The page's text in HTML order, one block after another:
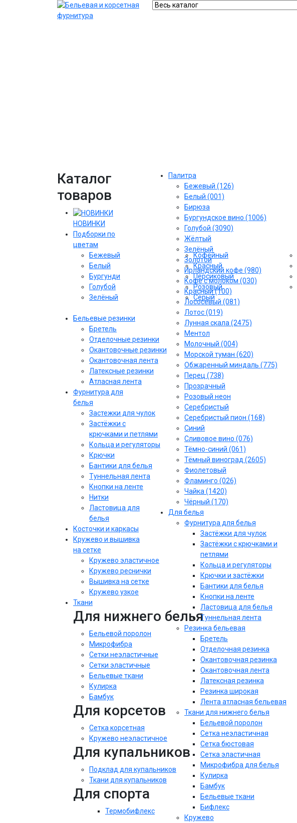
Каталог
товаров
НОВИНКИ
Подборки по
цветам
Бежевый
Белый
Бургунди
Голубой
Зелёный
Кофейный
Красный
Персиковый
Розовый
Серый
Бельевые резинки
Бретель
Отделочные резинки
Окантовочные резинки
Окантовочная лента
Латексные резинки
Атласная лента
Фурнитура для
белья
Застежки для чулок
Застёжки с
крючками и петлями
Кольца и регуляторы
Крючки
Бантики для белья
Туннельная лента
Кнопки на ленте
Нитки
Ластовица для
белья
Косточки и каркасы
Кружево и вышивка
на сетке
Кружево эластичное
Кружево реснички
Вышивка на сетке
Кружево узкое
Ткани
Для нижнего белья
Бельевой поролон
Микрофибра
Сетки неэластичные
Сетки эластичные
Бельевые ткани
Кулирка
Бамбук
Для корсетов
Сетка корсетная
Кружево неэластичное
Для купальников
Подклад для купальников
Ткани для купальников
Для спорта
Термобифлекс
Палитра
Бежевый (126)
Белый (001)
Бирюза
Бургундское вино (1006)
Голубой (3090)
Жёлтый
Зелёный
Золотой
Ирландский кофе (980)
Кофе с молоком (030)
Красный (100)
Лососёвый (081)
Лотос (019)
Лунная скала (2475)
Ментол
Молочный (004)
Морской туман (620)
Обжаренный миндаль (775)
Перец (738)
Прозрачный
Розовый неон
Серебристый
Серебристый пион (168)
Синий
Сливовое вино (076)
Тёмно-синий (061)
Тёмный виноград (2605)
Фиолетовый
Фламинго (026)
Чайка (1420)
Чёрный (170)
Для белья
Фурнитура для белья
Застёжки для чулок
Застёжки с крючками и
петлями
Кольца и регуляторы
Крючки и застёжки
Бантики для белья
Кнопки на ленте
Ластовица для белья
Туннельная лента
Резинка бельевая
Бретель
Отделочная резинка
Окантовочная резинка
Окантовочная лента
Латексная резинка
Резинка широкая
Лента атласная бельевая
Ткани для нижнего белья
Бельевой поролон
Сетка неэластичная
Сетка бюстовая
Сетка эластичная
Микрофибра для белья
Кулирка
Бамбук
Бельевые ткани
Бифлекс
Кружево